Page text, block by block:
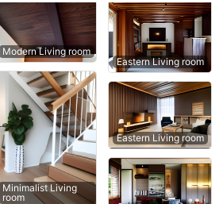
Modern Living room
Minimalist Living
room
Eastern Living room
Eastern Living room